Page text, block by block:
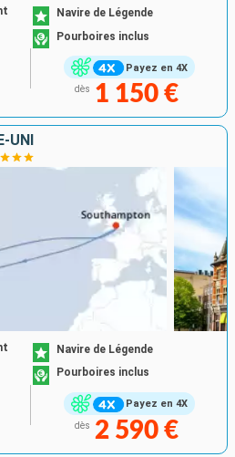
Payez en 4X
Navire de Légende
Pourboires inclus
dès 1 150 €
UNI
Payez en 4X
Navire de Légende
Pourboires inclus
dès 2 590 €